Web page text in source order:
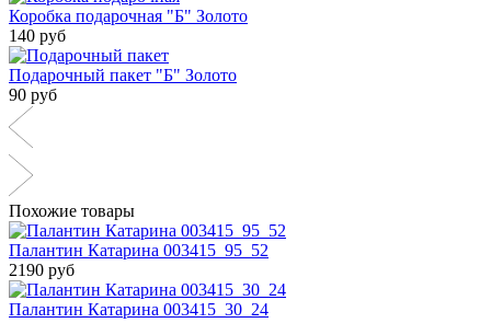
Коробка подарочная "Б" Золото
140 руб
Подарочный пакет "Б" Золото
90 руб
Похожие товары
Палантин Катарина 003415_95_52
2190 руб
Палантин Катарина 003415_30_24